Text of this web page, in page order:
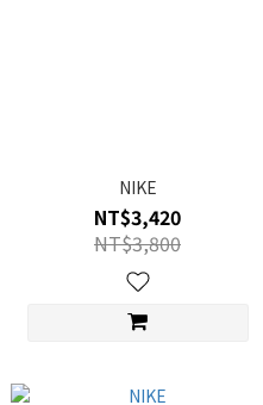
NIKE
NT$3,420
NT$3,800